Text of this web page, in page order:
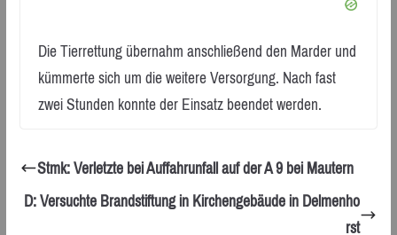
Die Tierrettung übernahm anschließend den Marder und
kümmerte sich um die weitere Versorgung. Nach fast
zwei Stunden konnte der Einsatz beendet werden.
Stmk: Verletzte bei Auffahrunfall auf der A 9 bei Mautern
D: Versuchte Brandstiftung in Kirchengebäude in Delmenho
rst